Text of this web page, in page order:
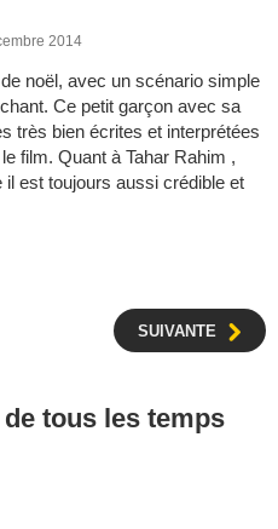
2014
noël, avec un scénario simple
Ce petit garçon avec sa
très bien écrites et interprétées
film. Quant à Tahar Rahim ,
est toujours aussi crédible et
SUIVANTE
tous les temps